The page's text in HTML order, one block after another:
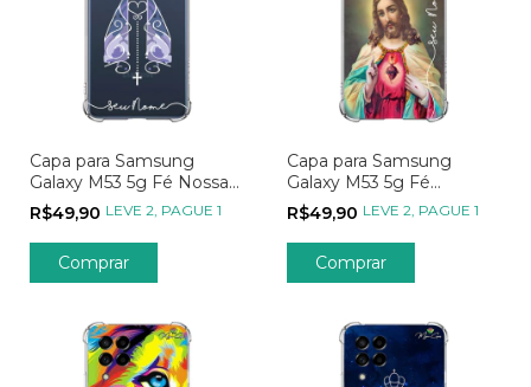
Capa para Samsung
Galaxy M53 5g Fé Nossa
Senhora Transparente
R$49,90 LEVE 2, PAGUE 1
Comprar
Capa para Samsung
Galaxy M53 5g Fé
Sagrado e Imaculado
Coração
R$49,90 LEVE 2, PAGUE 1
Comprar